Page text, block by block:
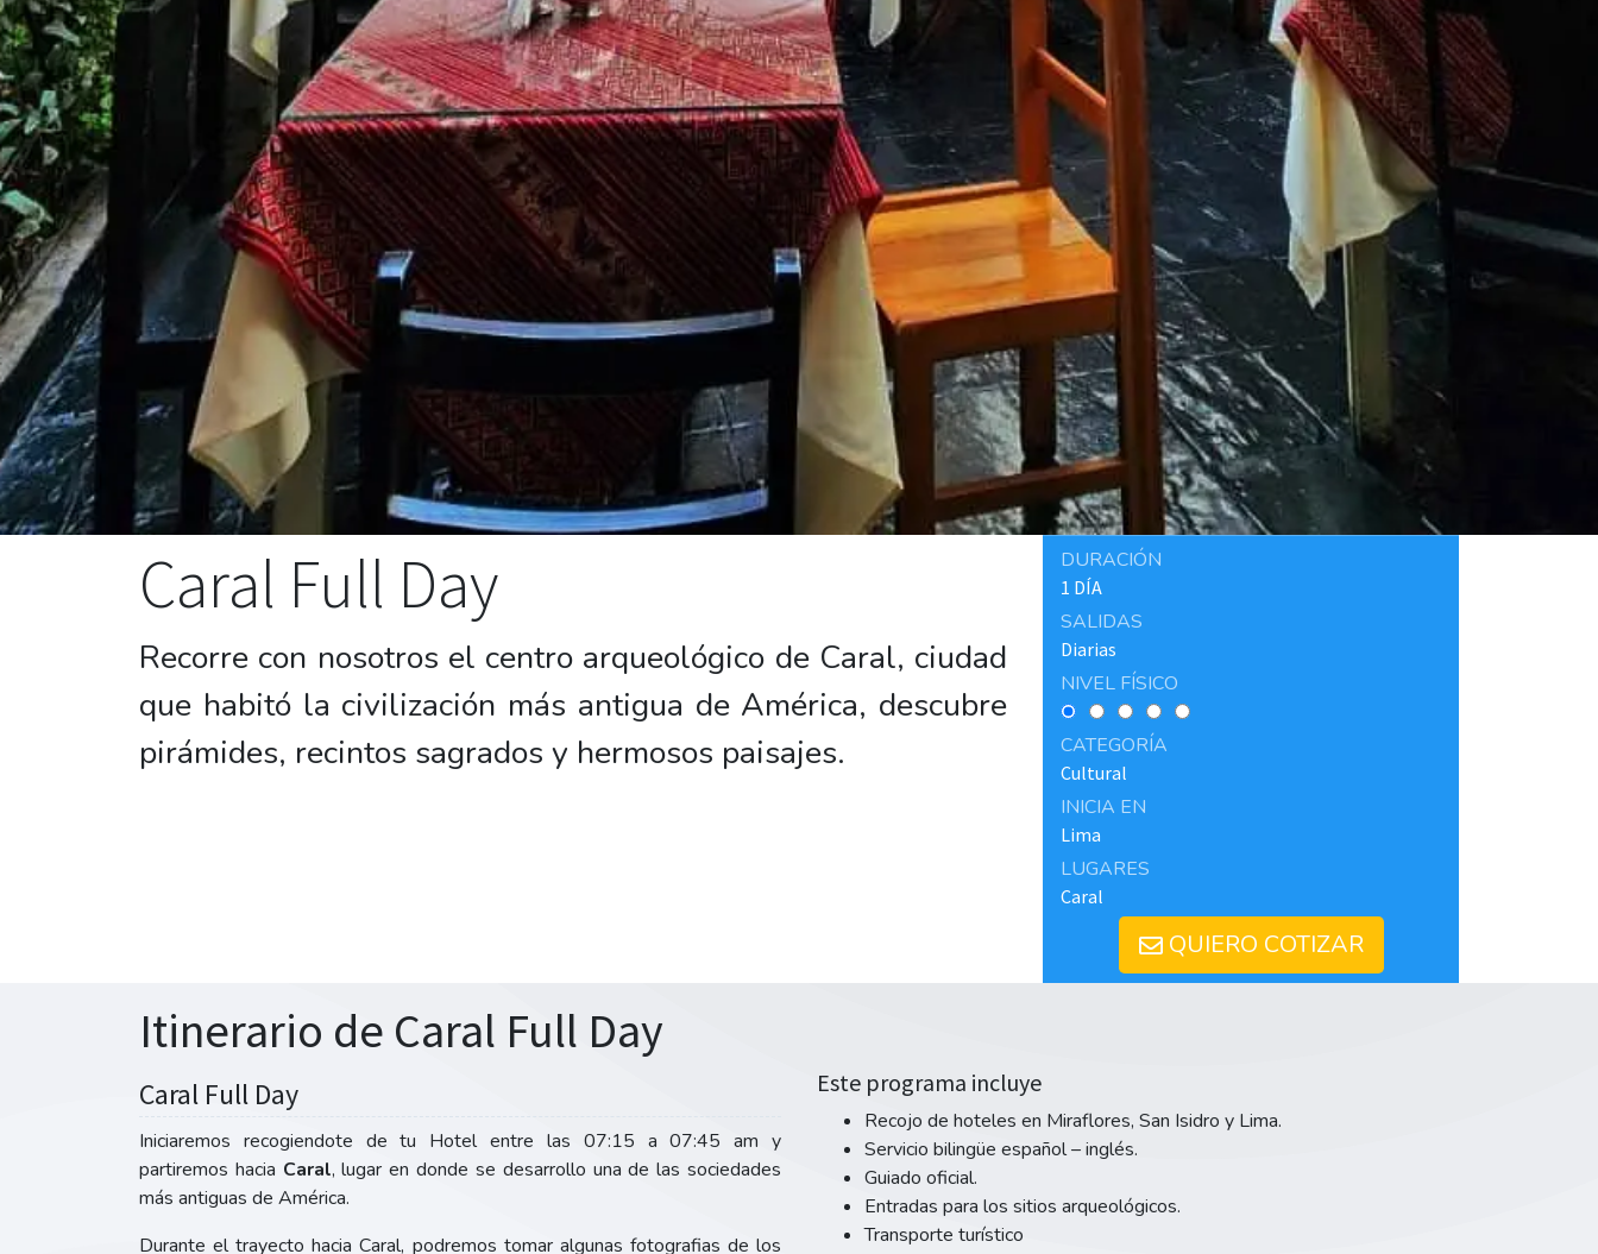
Caral Full Day
Recorre con nosotros el centro arqueológico de Caral, ciudad
que habitó la civilización más antigua de América, descubre
pirámides, recintos sagrados y hermosos paisajes.
DURACIÓN
1 DÍA
SALIDAS
Diarias
NIVEL FÍSICO
CATEGORÍA
Cultural
INICIA EN
Lima
LUGARES
Caral
QUIERO COTIZAR
Itinerario de Caral Full Day
Caral Full Day
Iniciaremos recogiendote de tu Hotel entre las 07:15 a 07:45 am y
partiremos hacia Caral, lugar en donde se desarrollo una de las sociedades
más antiguas de América.
Durante el trayecto hacia Caral, podremos tomar algunas fotografias de los
Este programa incluye
Recojo de hoteles en Miraflores, San Isidro y Lima.
Servicio bilingüe español – inglés.
Guiado oficial.
Entradas para los sitios arqueológicos.
Transporte turístico